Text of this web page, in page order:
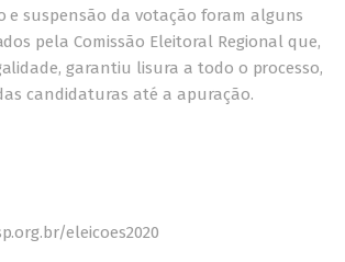
e suspensão da votação foram alguns
pela Comissão Eleitoral Regional que,
garantiu lisura a todo o processo,
candidaturas até a apuração.
eleicoes2020